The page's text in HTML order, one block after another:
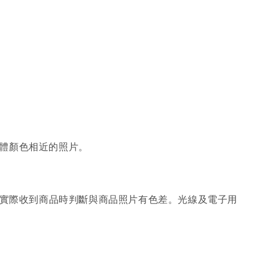
色相近的照片。
收到商品時判斷與商品照片有色差。光線及電子用